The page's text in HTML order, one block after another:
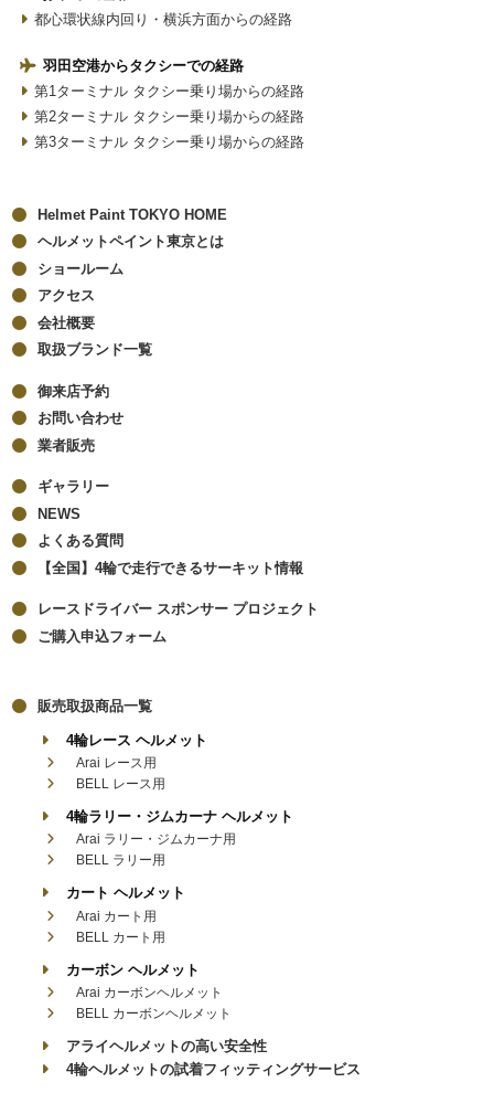
都心環状線内回り・横浜方面からの経路
羽田空港からタクシーでの経路
第1ターミナル タクシー乗り場からの経路
第2ターミナル タクシー乗り場からの経路
第3ターミナル タクシー乗り場からの経路
Helmet Paint TOKYO HOME
ヘルメットペイント東京とは
ショールーム
アクセス
会社概要
取扱ブランド一覧
御来店予約
お問い合わせ
業者販売
ギャラリー
NEWS
よくある質問
【全国】4輪で走行できるサーキット情報
レースドライバー スポンサー プロジェクト
ご購入申込フォーム
販売取扱商品一覧
4輪レース ヘルメット
Arai レース用
BELL レース用
4輪ラリー・ジムカーナ ヘルメット
Arai ラリー・ジムカーナ用
BELL ラリー用
カート ヘルメット
Arai カート用
BELL カート用
カーボン ヘルメット
Arai カーボンヘルメット
BELL カーボンヘルメット
アライヘルメットの高い安全性
4輪ヘルメットの試着フィッティングサービス